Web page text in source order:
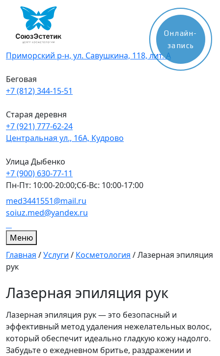
content
Приморский р-н, ул. Савушкина, 118, лит. А
Беговая
+7 (812) 344-15-51
Старая деревня
+7 (921) 777-62-24
Центральная ул., 16А, Кудрово
Улица Дыбенко
+7 (900) 630-77-11
Пн-Пт: 10:00-20:00;Сб-Вс: 10:00-17:00
med3441551@mail.ru
soiuz.med@yandex.ru
Меню
Главная /Услуги / Косметология /Лазерная эпиляция
рук
Лазерная эпиляция рук
Лазерная эпиляция рук — это безопасный и
эффективный метод удаления нежелательных волос,
который обеспечит идеально гладкую кожу надолго.
Забудьте о ежедневном бритье, раздражении и
Онлайн-
запись